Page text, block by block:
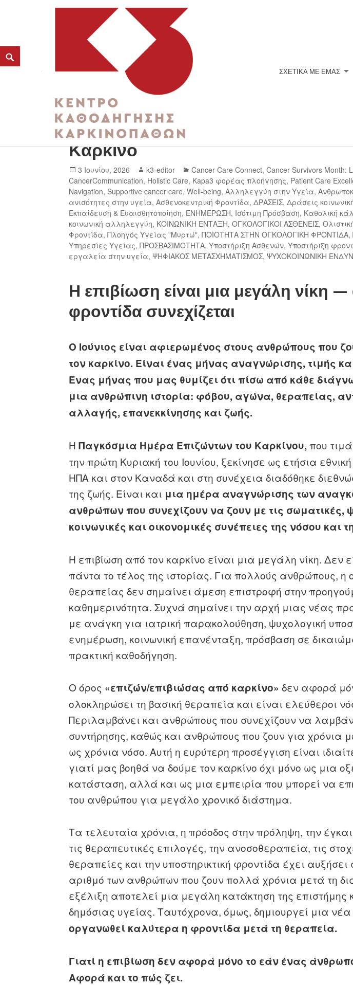
K3
ΚΕΝΤΡΟ ΚΑΘΟΔΗΓΗΣΗΣ ΚΑΡΚΙΝΟΠΑΘΩΝ
ΣΧΕΤΙΚΆ ΜΕ ΕΜΆΣ
Ιούνιος: Μήνας Επιβιωσάντων από
Καρκίνο
3 Ιουνίου, 2026 k3-editor Cancer Care Connect,Cancer Survivors Month:
CancerCommunication, Holistic Care, Kapa3 φορέας πλοήγησης, Patient Care
Navigation,Supportive cancer care,Well-being,Αλληλεγγύη στην Υγεία,
ανισότητες στην υγεία,Ασθενοκεντρική Φροντίδα,ΔΡΑΣΕΙΣ,Δράσεις
Εκπαίδευση & Ευαισθητοποίηση, ΕΝΗΜΕΡΩΣΗ, Ισότιμη Πρόσβαση, Καθολική
κοινωνική αλληλεγγύη, ΚΟΙΝΩΝΙΚΗ ΕΝΤΑΞΗ,ΟΓΚΟΛΟΓΙΚΟΙ ΑΣΘΕΝΕΙΣ,
Φροντίδα,Πλοηγός Υγείας "Μυρτώ",ΠΟΙΟΤΗΤΑ ΣΤΗΝ ΟΓΚΟΛΟΓΙΚΗ ΦΡΟΝΤΙΔΑ,
Υπηρεσίες Υγείας,ΠΡΟΣΒΑΣΙΜΟΤΗΤΑ,Υποστήριξη Ασθενών,Υποστήριξη
εργαλεία στην υγεία, ΨΗΦΙΑΚΟΣ ΜΕΤΑΣΧΗΜΑΤΙΣΜΟΣ, ΨΥΧΟΚΟΙΝΩΝΙΚΗ
Η επιβίωση είναι μια μεγάλη νίκη
φροντίδα συνεχίζεται
Ο Ιούνιος είναι αφιερωμένος στους ανθρώπους που
τον καρκίνο. Είναι ένας μήνας αναγνώρισης, τιμής
Ένας μήνας που μας θυμίζει ότι πίσω από κάθε
μια ανθρώπινη ιστορία: φόβου, αγώνα, θεραπείας,
αλλαγής, επανεκκίνησης και ζωής.
ΗΠαγκόσμια Ημέρα Επιζώντων του Καρκίνου, που
την πρώτη Κυριακή του Ιουνίου, ξεκίνησε ως ετήσια
ΗΠΑ και στον Καναδά και στη συνέχεια διαδόθηκε
της ζωής. Είναι και μια ημέρα αναγνώρισης των
ανθρώπων που συνεχίζουν να ζουν με τις σωματικές,
κοινωνικές και οικονομικές συνέπειες της νόσου και
Η επιβίωση από τον καρκίνο είναι μια μεγάλη νίκη. Δεν
πάντα το τέλος της ιστορίας. Για πολλούς ανθρώπους, η
θεραπείας δεν σημαίνει άμεση επιστροφή στην
καθημερινότητα. Συχνά σημαίνει την αρχή μιας νέας
με ανάγκη για ιατρική παρακολούθηση, ψυχολογική
ενημέρωση, κοινωνική επανένταξη, πρόσβαση σε
πρακτική καθοδήγηση.
Ο όρος «επιζών/επιβιώσας από καρκίνο» δεν αφορά
ολοκληρώσει τη βασική θεραπεία και είναι ελεύθεροι
Περιλαμβάνει και ανθρώπους που συνεχίζουν να
συντήρησης, καθώς και ανθρώπους που ζουν για χρόνια
ως χρόνια νόσο. Αυτή η ευρύτερη προσέγγιση είναι
γιατί μας βοηθά να δούμε τον καρκίνο όχι μόνο ως μια
κατάσταση, αλλά και ως μια εμπειρία που μπορεί να
του ανθρώπου για μεγάλο χρονικό διάστημα.
Τα τελευταία χρόνια, η πρόοδος στην πρόληψη, την
τις θεραπευτικές επιλογές, την ανοσοθεραπεία, τις
θεραπείες και την υποστηρικτική φροντίδα έχει
αριθμό των ανθρώπων που ζουν πολλά χρόνια μετά τη
εξέλιξη αποτελεί μια μεγάλη κατάκτηση της επιστήμης
δημόσιας υγείας. Ταυτόχρονα, όμως, δημιουργεί μια
οργανωθεί καλύτερα η φροντίδα μετά τη θεραπεία.
Γιατί η επιβίωση δεν αφορά μόνο το εάν ένας
Αφορά και το πώς ζει.